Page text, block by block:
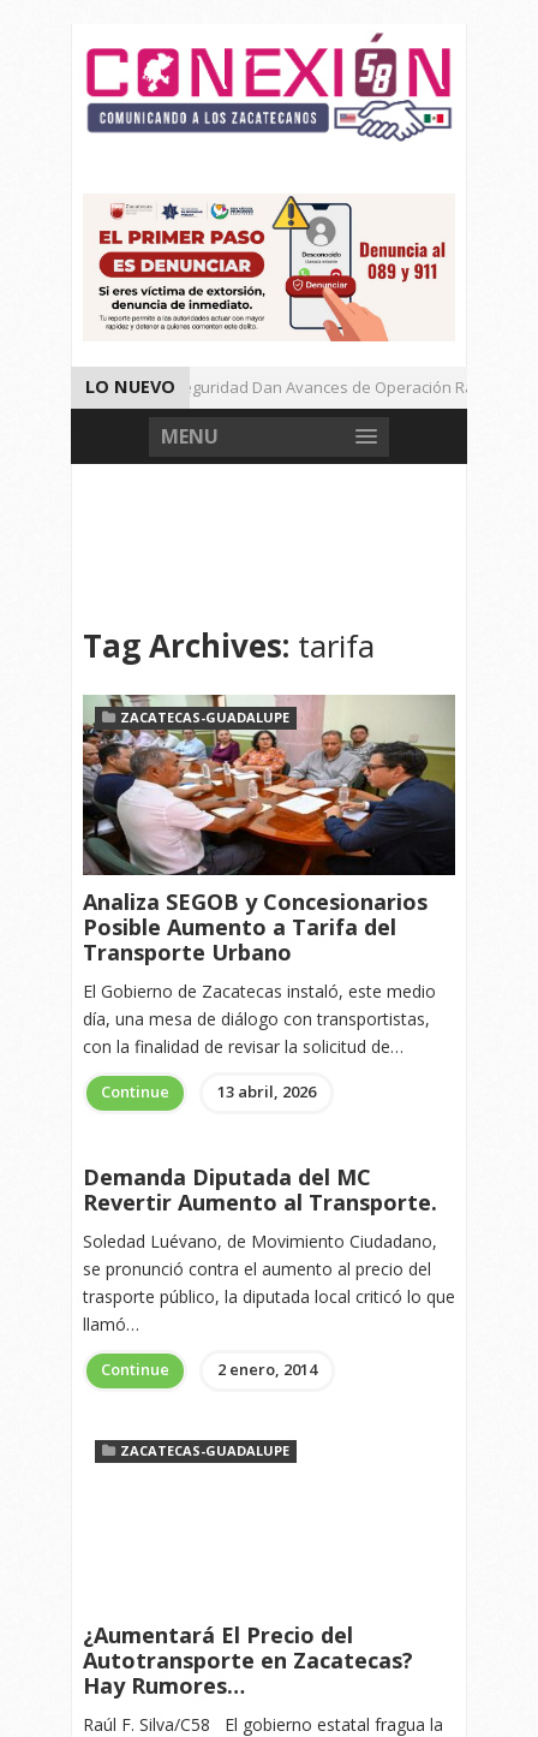
LO NUEVO
Autoridades de Seguridad Dan Avances de Operación Rastrillo.
Gran Festival de Música Electrónica en Festival Cultural de
MENU
Tag Archives: tarifa
ZACATECAS-GUADALUPE
Analiza SEGOB y Concesionarios
Posible Aumento a Tarifa del
Transporte Urbano
El Gobierno de Zacatecas instaló, este medio
día, una mesa de diálogo con transportistas,
con la finalidad de revisar la solicitud de…
Continue 13 abril, 2026
MC
Demanda Diputada del MC
Revertir Aumento al Transporte.
Soledad Luévano, de Movimiento Ciudadano,
se pronunció contra el aumento al precio del
trasporte público, la diputada local criticó lo que
llamó…
Continue 2 enero, 2014
ZACATECAS-GUADALUPE
¿Aumentará El Precio del
Autotransporte en Zacatecas?
Hay Rumores…
Raúl F. Silva/C58 El gobierno estatal fragua la